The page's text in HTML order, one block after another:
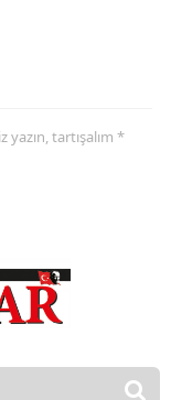
tartışalım *